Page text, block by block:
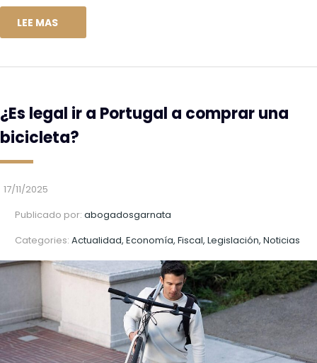
LEE MAS
¿Es legal ir a Portugal a comprar una
bicicleta?
17/11/2025
Publicado por: abogadosgarnata
Categories: Actualidad, Economía, Fiscal, Legislación, Noticias